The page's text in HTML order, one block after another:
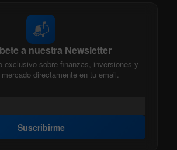
📬
a nuestra Newsletter
exclusivo sobre finanzas, inversiones y
directamente en tu email.
Suscribirme